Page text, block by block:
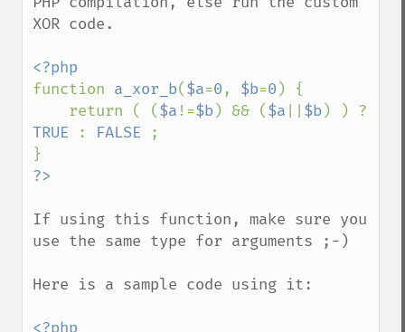
XOR code.
function a_xor_b($a=0, $b=0 ) {
    return ( (
$a !=$b ) && ($a $b
TRUE
: FALSE
;
If using this function, make sure you
use the same type for arguments ;-)
Here is a sample code using it: